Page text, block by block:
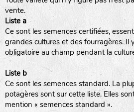
vente.
Liste a
Ce sont les semences certifiées,
grandes cultures et des fourragères. Il
obligatoire au champ pendant la
Liste b
Ce sont les semences standard. La
potagères sont sur cette liste. Elles
mention « semences standard ».